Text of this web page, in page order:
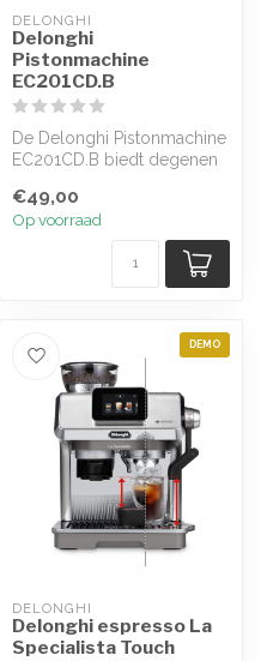
DELONGHI
Delonghi
Pistonmachine
EC201CD.B
De Delonghi Pistonmachine
EC201CD.B biedt degenen
ho...
€49,00
Op voorraad
DEMO
DELONGHI
Delonghi espresso La
Specialista Touch